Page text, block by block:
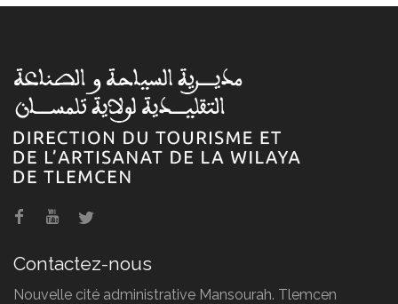
Contactez-nous
Nouvelle cité administrative Mansourah. Tlemcen